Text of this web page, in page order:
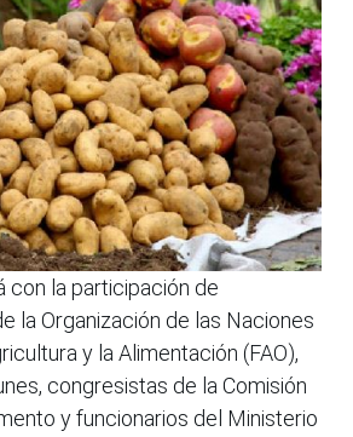
con la participación de
la Organización de las Naciones
y la Alimentación (FAO),
congresistas de la Comisión
y funcionarios del Ministerio